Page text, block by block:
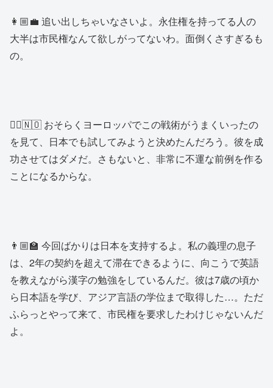
👩🏼‍💼 追い出しちゃいなさいよ。永住権を持ってる人の
大半は市民権なんて欲しがってないわ。面倒くさすぎるも
の。
👱‍♂️🇳🇴 おそらくヨーロッパでこの戦術がうまくいったの
を見て、日本でも試してみようと決めたんだろう。彼を成
功させてはダメだ。さもないと、非常に不運な前例を作る
ことになるからな。
👨🏼‍🏫 今回ばかりは日本を支持するよ。私の義理の息子
は、2年の契約を超えて滞在できるように、向こうで英語
を教えながら漢字の勉強をしているんだ。彼は7歳の頃か
ら日本語を学び、アジア言語の学位まで取得した…。ただ
ふらっとやって来て、市民権を要求したわけじゃないんだ
よ。